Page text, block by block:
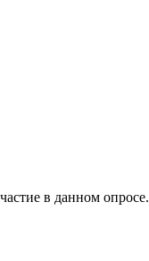
в данном опросе.